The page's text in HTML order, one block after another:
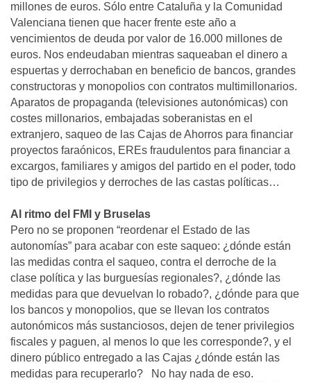
millones de euros. Sólo entre Cataluña y la Comunidad
Valenciana tienen que hacer frente este año a
vencimientos de deuda por valor de 16.000 millones de
euros. Nos endeudaban mientras saqueaban el dinero a
espuertas y derrochaban en beneficio de bancos, grandes
constructoras y monopolios con contratos multimillonarios.
Aparatos de propaganda (televisiones autonómicas) con
costes millonarios, embajadas soberanistas en el
extranjero, saqueo de las Cajas de Ahorros para financiar
proyectos faraónicos, EREs fraudulentos para financiar a
excargos, familiares y amigos del partido en el poder, todo
tipo de privilegios y derroches de las castas políticas…
Al ritmo del FMI y Bruselas
Pero no se proponen “reordenar el Estado de las
autonomías” para acabar con este saqueo: ¿dónde están
las medidas contra el saqueo, contra el derroche de la
clase política y las burguesías regionales?, ¿dónde las
medidas para que devuelvan lo robado?, ¿dónde para que
los bancos y monopolios, que se llevan los contratos
autonómicos más sustanciosos, dejen de tener privilegios
fiscales y paguen, al menos lo que les corresponde?, y el
dinero público entregado a las Cajas ¿dónde están las
medidas para recuperarlo? No hay nada de eso.